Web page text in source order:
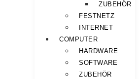
ZUBEHÖR
FESTNETZ
INTERNET
COMPUTER
HARDWARE
SOFTWARE
ZUBEHÖR